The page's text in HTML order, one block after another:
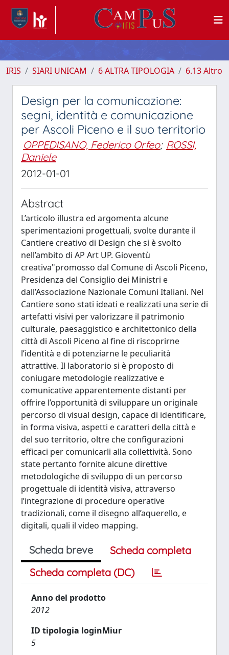
IRIS SIARI UNICAM 6 ALTRA TIPOLOGIA 6.13 Altro
Design per la comunicazione:
segni, identità e comunicazione
per Ascoli Piceno e il suo territorio
OPPEDISANO, Federico Orfeo; ROSSI,
Daniele
2012-01-01
Abstract
L’articolo illustra ed argomenta alcune
sperimentazioni progettuali, svolte durante il
Cantiere creativo di Design che si è svolto
nell’ambito di AP Art UP. Gioventù
creativa"promosso dal Comune di Ascoli Piceno,
Presidenza del Consiglio dei Ministri e
dall’Associazione Nazionale Comuni Italiani. Nel
Cantiere sono stati ideati e realizzati una serie di
artefatti visivi per valorizzare il patrimonio
culturale, paesaggistico e architettonico della
città di Ascoli Piceno al fine di riscoprirne
l’identità e di potenziarne le peculiarità
attrattive. Il laboratorio si è proposto di
coniugare metodologie realizzative e
comunicative apparentemente distanti per
offrire l’opportunità di sviluppare un originale
percorso di visual design, capace di identificare,
in forma visiva, aspetti e caratteri della città e
del suo territorio, oltre che configurazioni
efficaci per comunicarli alla collettività. Sono
state pertanto fornite alcune direttive
metodologiche di sviluppo di un percorso
progettuale di identità visiva, attraverso
l’integrazione di procedure operative
tradizionali, come il disegno all’aquerello, e
digitali, quali il video mapping.
Scheda breve
Scheda completa
Scheda completa (DC)
Anno del prodotto
2012
ID tipologia loginMiur
5